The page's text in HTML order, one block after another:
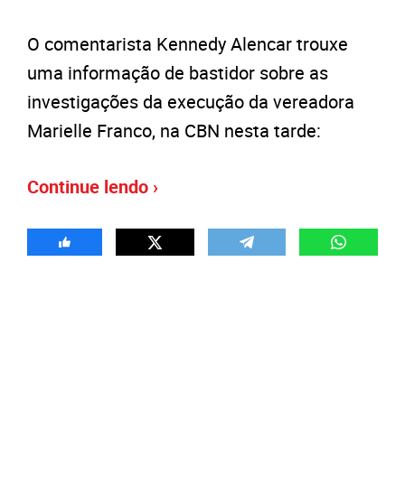
O comentarista Kennedy Alencar trouxe
uma informação de bastidor sobre as
investigações da execução da vereadora
Marielle Franco, na CBN nesta tarde:
Continue lendo ›